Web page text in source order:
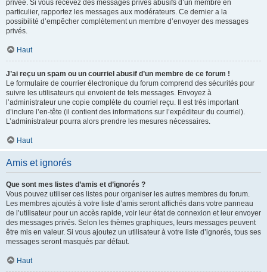
privée. Si vous recevez des messages privés abusifs d’un membre en
particulier, rapportez les messages aux modérateurs. Ce dernier a la
possibilité d’empêcher complètement un membre d’envoyer des messages
privés.
Haut
J’ai reçu un spam ou un courriel abusif d’un membre de ce forum !
Le formulaire de courrier électronique du forum comprend des sécurités pour
suivre les utilisateurs qui envoient de tels messages. Envoyez à
l’administrateur une copie complète du courriel reçu. Il est très important
d’inclure l’en-tête (il contient des informations sur l’expéditeur du courriel).
L’administrateur pourra alors prendre les mesures nécessaires.
Haut
Amis et ignorés
Que sont mes listes d’amis et d’ignorés ?
Vous pouvez utiliser ces listes pour organiser les autres membres du forum.
Les membres ajoutés à votre liste d’amis seront affichés dans votre panneau
de l’utilisateur pour un accès rapide, voir leur état de connexion et leur envoyer
des messages privés. Selon les thèmes graphiques, leurs messages peuvent
être mis en valeur. Si vous ajoutez un utilisateur à votre liste d’ignorés, tous ses
messages seront masqués par défaut.
Haut